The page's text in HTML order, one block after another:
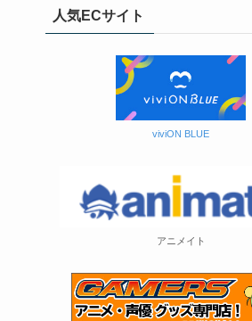
人気ECサイト
viviON BLUE
アニメイト